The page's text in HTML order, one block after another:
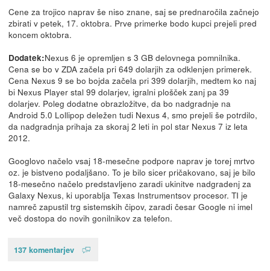
Cene za trojico naprav še niso znane, saj se prednaročila začnejo
zbirati v petek, 17. oktobra. Prve primerke bodo kupci prejeli pred
koncem oktobra.
Dodatek:Nexus 6 je opremljen s 3 GB delovnega pomnilnika.
Cena se bo v ZDA začela pri 649 dolarjih za odklenjen primerek.
Cena Nexus 9 se bo bojda začela pri 399 dolarjih, medtem ko naj
bi Nexus Player stal 99 dolarjev, igralni plošček zanj pa 39
dolarjev. Poleg dodatne obrazložitve, da bo nadgradnje na
Android 5.0 Lollipop deležen tudi Nexus 4, smo prejeli še potrdilo,
da nadgradnja prihaja za skoraj 2 leti in pol star Nexus 7 iz leta
2012.
Googlovo načelo vsaj 18-mesečne podpore naprav je torej mrtvo
oz. je bistveno podaljšano. To je bilo sicer pričakovano, saj je bilo
18-mesečno načelo predstavljeno zaradi ukinitve nadgradenj za
Galaxy Nexus, ki uporablja Texas Instrumentsov procesor. TI je
namreč zapustil trg sistemskih čipov, zaradi česar Google ni imel
več dostopa do novih gonilnikov za telefon.
137 komentarjev